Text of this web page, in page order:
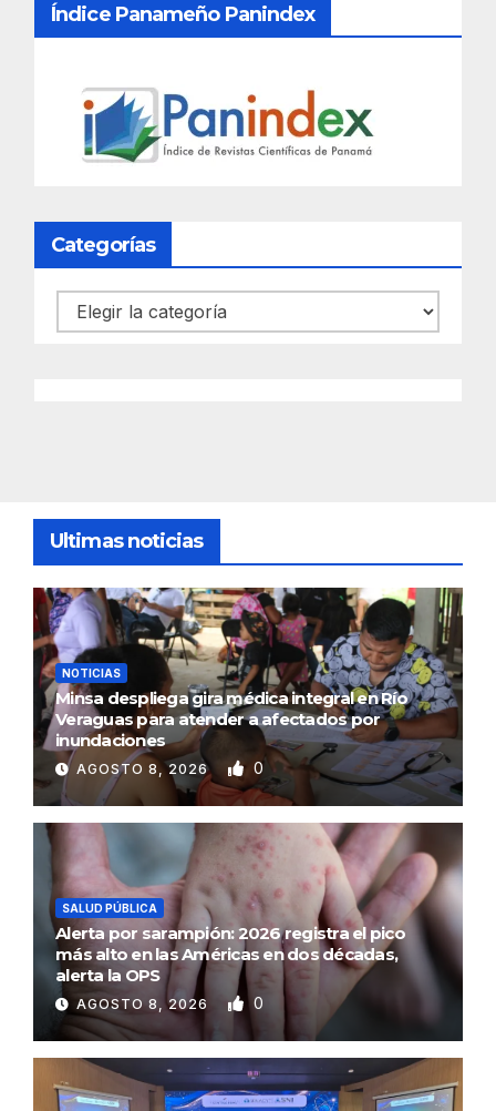
Índice Panameño Panindex
Categorías
Categorías
Ultimas noticias
NOTICIAS
Minsa despliega gira médica integral en Río
Veraguas para atender a afectados por
inundaciones
AGOSTO 8, 2026 0
SALUD PÚBLICA
Alerta por sarampión: 2026 registra el pico
más alto en las Américas en dos décadas,
alerta la OPS
AGOSTO 8, 2026 0